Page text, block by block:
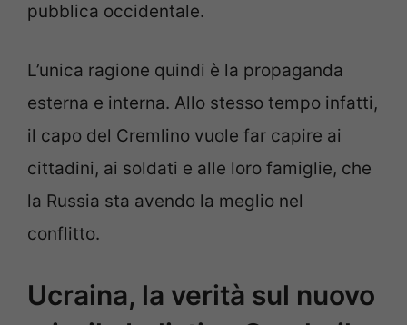
pubblica occidentale.
L’unica ragione quindi è la propaganda
esterna e interna. Allo stesso tempo infatti,
il capo del Cremlino vuole far capire ai
cittadini, ai soldati e alle loro famiglie, che
la Russia sta avendo la meglio nel
conflitto.
Ucraina, la verità sul nuovo